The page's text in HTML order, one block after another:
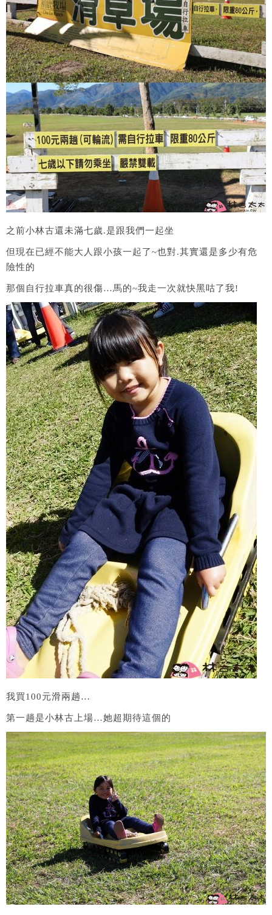
之前小林古還未滿七歲.是跟我們一起坐
但現在已經不能大人跟小孩一起了~也對.其實還是多少有危
險性的
那個自行拉車真的很傷…馬的~我走一次就快黑咕了我!
我買100元滑兩趟…
第一趟是小林古上場…她超期待這個的